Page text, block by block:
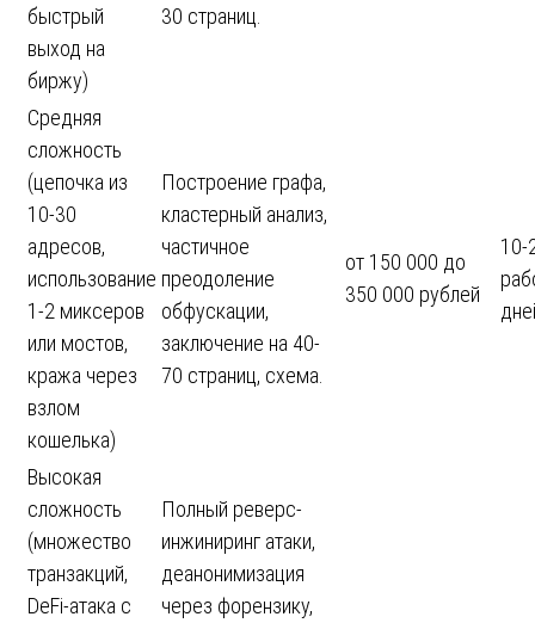
быстрый
выход на
биржу)
30 страниц.
Средняя
сложность
(цепочка из
10-30
адресов,
использование
1-2 миксеров
или мостов,
кража через
взлом
кошелька)
Построение графа,
кластерный анализ,
частичное
преодоление
обфускации,
заключение на 40-
70 страниц, схема.
от 150 000 до
350 000 рублей
10-
Высокая
сложность
(множество
транзакций,
DeFi-атака с
Полный реверс-
инжиниринг атаки,
деанонимизация
через форензику,